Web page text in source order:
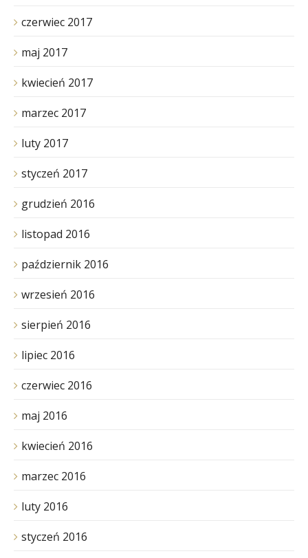
czerwiec 2017
maj 2017
kwiecień 2017
marzec 2017
luty 2017
styczeń 2017
grudzień 2016
listopad 2016
październik 2016
wrzesień 2016
sierpień 2016
lipiec 2016
czerwiec 2016
maj 2016
kwiecień 2016
marzec 2016
luty 2016
styczeń 2016